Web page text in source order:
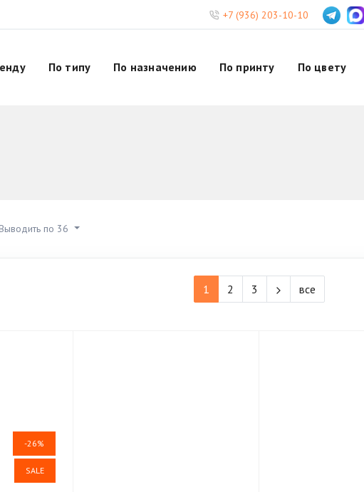
+7 (936) 203-10-10
По типу По назначению По принту По цвету
Выводить по 36
1 2 3 все
-26%
SALE